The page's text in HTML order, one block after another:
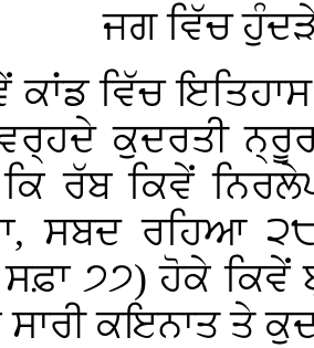
ਜਗ ਵਿੱਚ
ਵਿੱਚ
ਕੁਦਰਤੀ
ਕਿ ਰੱਬ ਕਿਵੇਂ
ਸਬਦ ਰਹਿਆ
੭੭) ਹੋਕੇ ਕਿਵੇਂ
ਸਾਰੀ ਕਇਨਾਤ ਤੇ